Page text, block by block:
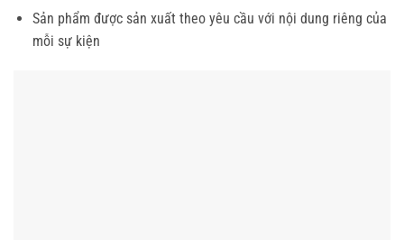
Sản phẩm được sản xuất theo yêu cầu với nội dung riêng của
mỗi sự kiện